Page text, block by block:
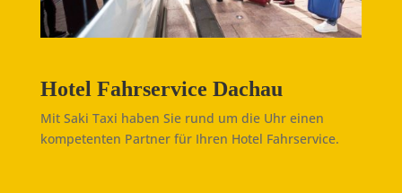
Hotel Fahrservice Dachau
Mit Saki Taxi haben Sie rund um die Uhr einen
kompetenten Partner für Ihren Hotel Fahrservice.